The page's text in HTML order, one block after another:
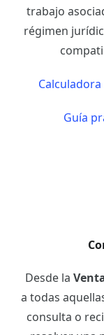
trabajo
régimen
Guía
Desde la
a todas
consulta o